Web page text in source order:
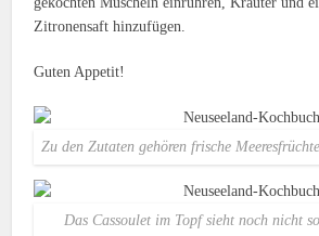
Zitronensaft hinzufügen.
Guten Appetit!
Zu den Zutaten gehören frische
Das Cassoulet im Topf sieht noch nicht